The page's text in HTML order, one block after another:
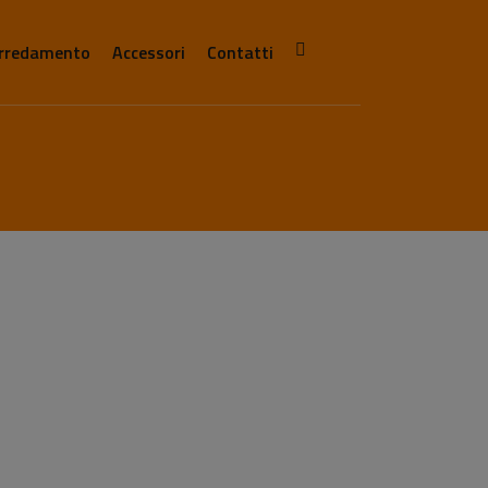
Accessori Contatti